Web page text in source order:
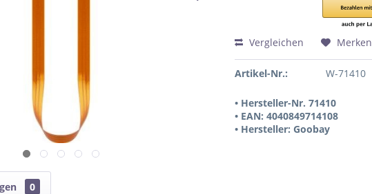
Vergleichen Merken
Artikel-Nr.: W-71410
• Hersteller-Nr. 71410
• EAN: 4040849714108
• Hersteller: Goobay
0